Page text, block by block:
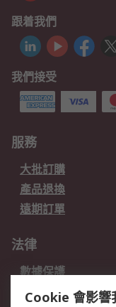
跟着我們
我們接受
服務
大批訂購
產品退換
遠期訂單
法律
數據保護
網站條款
Cookie 會影響